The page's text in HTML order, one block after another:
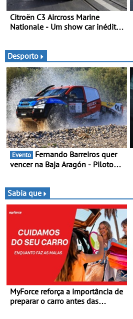
Citroën C3 Aircross Marine
Nationale - Um show car inédito
Desporto
Evento
vencer na Baja Aragón - Piloto
Sabia que
MyForce reforça a importância de
preparar o carro antes das